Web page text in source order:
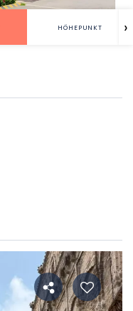
HÖHEPUNKT ›